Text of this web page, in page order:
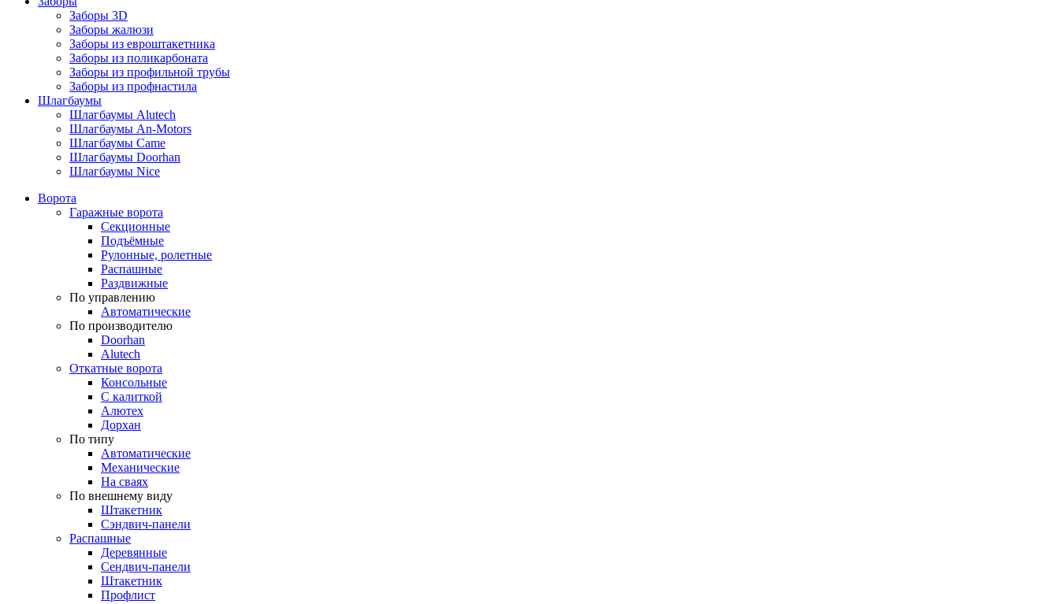
Заборы 3D
Заборы жалюзи
Заборы из евроштакетника
Заборы из поликарбоната
Заборы из профильной трубы
Заборы из профнастила
Шлагбаумы
Шлагбаумы Alutech
Шлагбаумы An-Motors
Шлагбаумы Came
Шлагбаумы Doorhan
Шлагбаумы Nice
Ворота
Гаражные ворота
Секционные
Подъёмные
Рулонные, ролетные
Распашные
Раздвижные
По управлению
Автоматические
По производителю
Doorhan
Alutech
Откатные ворота
Консольные
С калиткой
Алютех
Дорхан
По типу
Автоматические
Механические
На сваях
По внешнему виду
Штакетник
Сэндвич-панели
Распашные
Деревянные
Сендвич-панели
Штакетник
Профлист